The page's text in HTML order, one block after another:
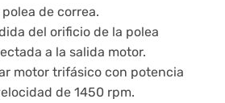
de correa.
del orificio de la polea
a la salida motor.
motor trifásico con potencia
de 1450 rpm.